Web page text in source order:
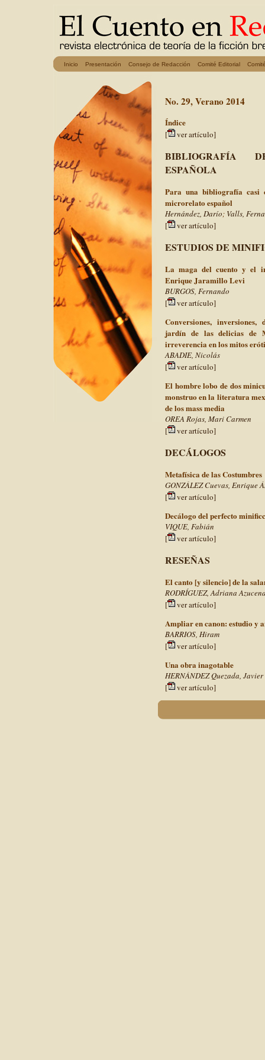
Inicio Presentación Consejo de Redacción Comité Editorial
No. 29, Verano 2014
Índice
[ ver artículo]
BIBLIOGRAFÍA
ESPAÑOLA
Para una bibliografía casi
microrelato español
Hernández, Darío; Valls,
[
ver artículo]
ESTUDIOS DE
La maga del cuento y el
Enrique Jaramillo Levi
BURGOS, Fernando
[
ver artículo]
Conversiones,
jardín de las delicias de
irreverencia en los mitos
ABADIE, Nicolás
[
ver artículo]
El hombre lobo de dos
monstruo en la literatura
de los mass media
OREA Rojas, Mari Carmen
[
ver artículo]
DECÁLOGOS
Metafísica de las Costumbres
GONZÁLEZ Cuevas, Enrique
[
ver artículo]
Decálogo del perfecto
VIQUE, Fabián
[
ver artículo]
RESEÑAS
El canto [y silencio] de la
RODRÍGUEZ, Adriana
[
ver artículo]
Ampliar en canon: estudio y
BARRIOS, Hiram
[
ver artículo]
Una obra inagotable
HERNÁNDEZ Quezada, Javier
[
ver artículo]